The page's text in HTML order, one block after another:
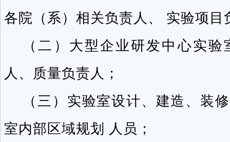
各院（系）相关负责人、 实验项
（二）大型企业研发中心实
人、质量负责人；
（三）实验室设计、建造、装
室内部区域规划 人员；